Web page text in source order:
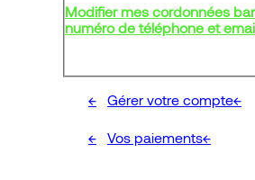
Modifier mes cordonnées
numéro de téléphone et
Gérer votre compte
Vos paiements